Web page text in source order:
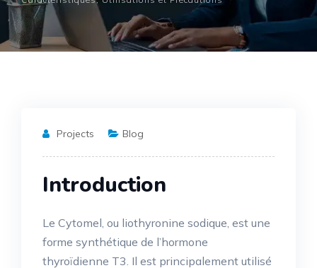
Projects Blog
Introduction
Le Cytomel, ou liothyronine sodique, est une
forme synthétique de l’hormone
thyroïdienne T3. Il est principalement utilisé